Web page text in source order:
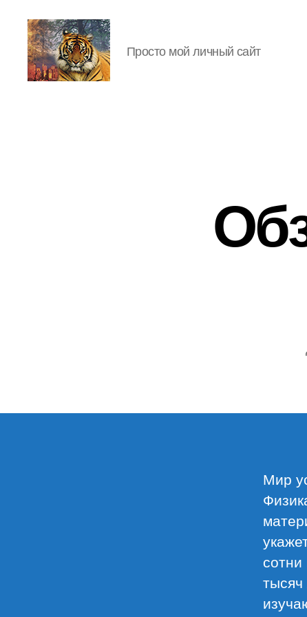
Просто мой личный сайт
Мир